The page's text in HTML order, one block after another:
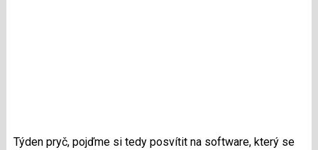
Týden pryč, pojďme si tedy posvítit na software, který se